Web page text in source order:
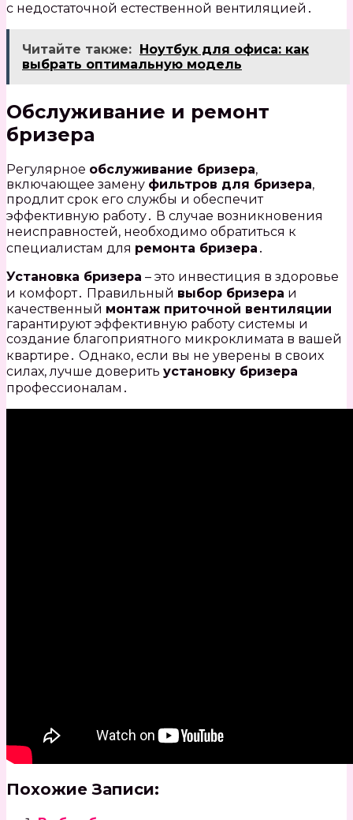
с недостаточной естественной вентиляцией․
Читайте также:
Ноутбук для офиса: как
выбрать оптимальную модель
Обслуживание и ремонт
бризера
Регулярное обслуживание бризера,
включающее замену фильтров для бризера,
продлит срок его службы и обеспечит
эффективную работу․ В случае возникновения
неисправностей, необходимо обратиться к
специалистам для ремонта бризера ․
Установка бризера – это инвестиция в здоровье
и комфорт․ Правильный выбор бризера и
качественный монтаж приточной вентиляции
гарантируют эффективную работу системы и
создание благоприятного микроклимата в вашей
квартире․ Однако, если вы не уверены в своих
силах, лучше доверить установку бризера
профессионалам․
Похожие Записи: